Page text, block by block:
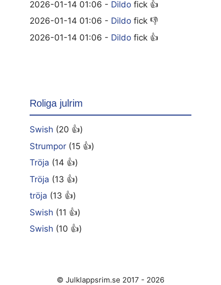
2026-01-14 01:06 - Dildo fick 👍
2026-01-14 01:06 - Dildo fick 👎
2026-01-14 01:06 - Dildo fick 👍
Roliga julrim
Swish (20 👍)
Strumpor (15 👍)
Tröja (14 👍)
Tröja (13 👍)
tröja (13 👍)
Swish (11 👍)
Swish (10 👍)
© Julklappsrim.se 2017 - 2026